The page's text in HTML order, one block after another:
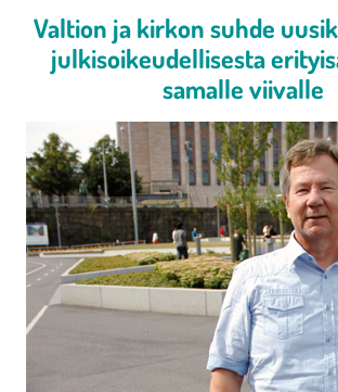
Valtion ja kirkon suhde
julkisoikeudellisesta
samalle viivalle